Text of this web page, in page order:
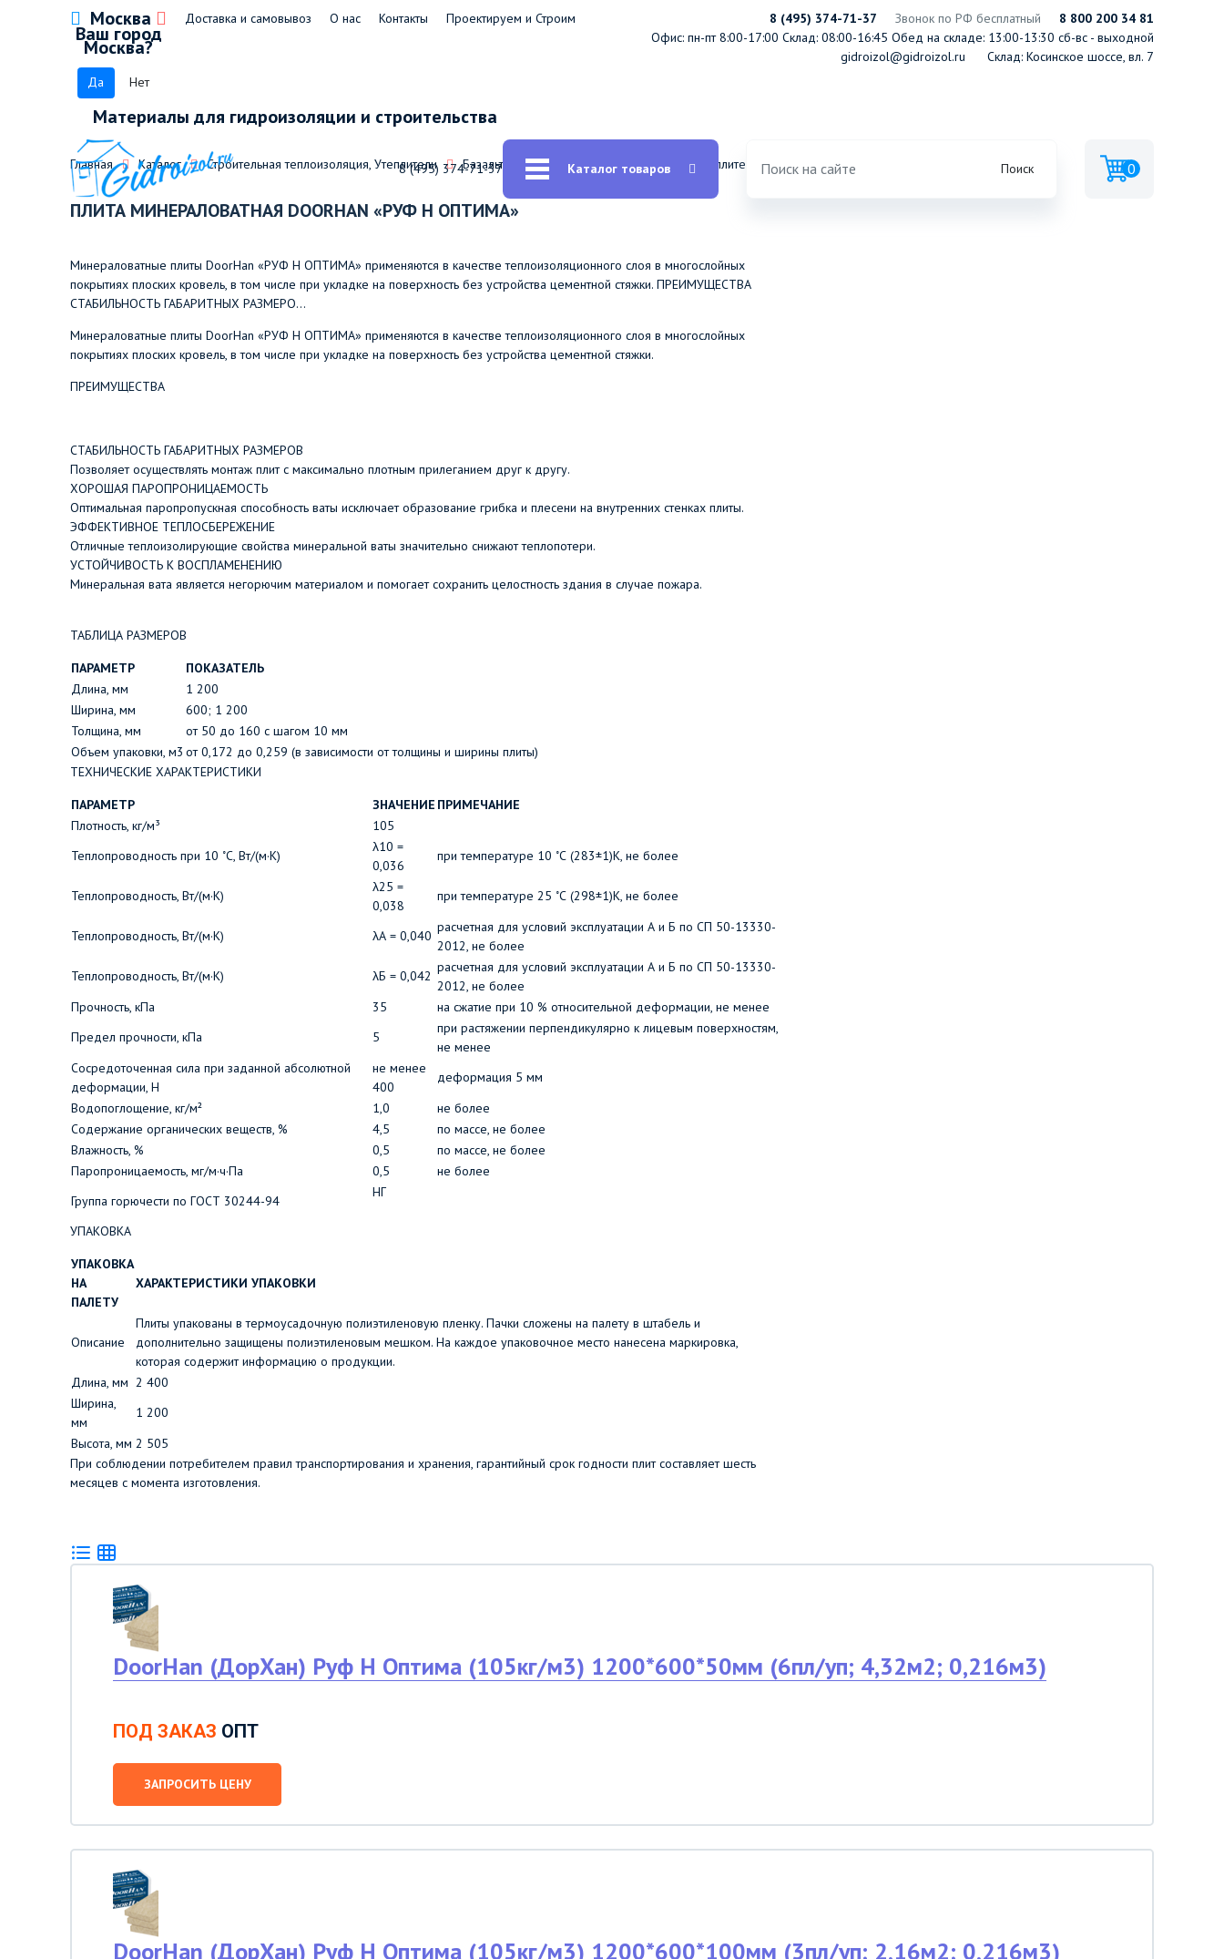
Москва
Ваш город
Москва?
Да Нет
Доставка и самовывоз О нас Контакты Проектируем и Строим
Материалы для гидроизоляции и строительства
8 (495) 374-71-37 Звонок по РФ бесплатный
8 800 200 34 81
Офис: пн-пт 8:00-17:00 Склад: 08:00-16:45 Обед на складе: 13:00-13:30 сб-вс - выходной
gidroizol@gidroizol.ru
Склад: Косинское шоссе, вл. 7
8 (495) 374-71-37 Каталог товаров Поиск 0
Главная Каталог Строительная теплоизоляция, Утеплители Базальтовая теплоизоляция: базальтовые утеплители / вата Минеральная вата DOORHAN
ПЛИТА МИНЕРАЛОВАТНАЯ DOORHAN «РУФ Н ОПТИМА»
Минераловатные плиты DoorHan «РУФ Н ОПТИМА» применяются в качестве теплоизоляционного слоя в многослойных
покрытиях плоских кровель, в том числе при укладке на поверхность без устройства цементной стяжки. ПРЕИМУЩЕСТВА
СТАБИЛЬНОСТЬ ГАБАРИТНЫХ РАЗМЕРО...
Минераловатные плиты DoorHan «РУФ Н ОПТИМА» применяются в качестве теплоизоляционного слоя в многослойных
покрытиях плоских кровель, в том числе при укладке на поверхность без устройства цементной стяжки.
ПРЕИМУЩЕСТВА
СТАБИЛЬНОСТЬ ГАБАРИТНЫХ РАЗМЕРОВ
Позволяет осуществлять монтаж плит с максимально плотным прилеганием друг к другу.
ХОРОШАЯ ПАРОПРОНИЦАЕМОСТЬ
Оптимальная паропропускная способность ваты исключает образование грибка и плесени на внутренних стенках плиты.
ЭФФЕКТИВНОЕ ТЕПЛОСБЕРЕЖЕНИЕ
Отличные теплоизолирующие свойства минеральной ваты значительно снижают теплопотери.
УСТОЙЧИВОСТЬ К ВОСПЛАМЕНЕНИЮ
Минеральная вата является негорючим материалом и помогает сохранить целостность здания в случае пожара.
ТАБЛИЦА РАЗМЕРОВ
ПАРАМЕТР
ПОКАЗАТЕЛЬ
Длина, мм
1 200
Ширина, мм
600; 1 200
Толщина, мм
от 50 до 160 с шагом 10 мм
Объем упаковки, м3 от 0,172 до 0,259 (в зависимости от толщины и ширины плиты)
ТЕХНИЧЕСКИЕ ХАРАКТЕРИСТИКИ
ПАРАМЕТР
ЗНАЧЕНИЕ ПРИМЕЧАНИЕ
Плотность, кг/м³
105
Теплопроводность при 10 ˚С, Вт/(м·К)
λ10 =
0,036
при температуре 10 ˚С (283±1)К, не более
Теплопроводность, Вт/(м·К)
λ25 =
0,038
при температуре 25 ˚С (298±1)К, не более
Теплопроводность, Вт/(м·К) λА = 0,040
расчетная для условий эксплуатации А и Б по СП 50-13330-
2012, не более
Теплопроводность, Вт/(м·К)
λБ = 0,042
расчетная для условий эксплуатации А и Б по СП 50-13330-
2012, не более
Прочность, кПа
35
на сжатие при 10 % относительной деформации, не менее
Предел прочности, кПа
5
при растяжении перпендикулярно к лицевым поверхностям,
не менее
Сосредоточенная сила при заданной абсолютной
деформации, Н
не менее
400
деформация 5 мм
Водопоглощение, кг/м² 1,0
не более
Содержание органических веществ, %
4,5
по массе, не более
Влажность, %
0,5
по массе, не более
Паропроницаемость, мг/м·ч·Па
0,5
не более
Группа горючести по ГОСТ 30244-94
НГ
УПАКОВКА
УПАКОВКА
НА
ПАЛЕТУ
ХАРАКТЕРИСТИКИ УПАКОВКИ
Описание
Плиты упакованы в термоусадочную полиэтиленовую пленку. Пачки сложены на палету в штабель и
дополнительно защищены полиэтиленовым мешком. На каждое упаковочное место нанесена маркировка,
которая содержит информацию о продукции.
Длина, мм 2 400
Ширина,
мм
1 200
Высота, мм 2 505
При соблюдении потребителем правил транспортирования и хранения, гарантийный срок годности плит составляет шесть
месяцев с момента изготовления.
DoorHan (ДорХан) Руф Н Оптима (105кг/м3) 1200*600*50мм (6пл/уп; 4,32м2; 0,216м3)
ПОД ЗАКАЗ ОПТ
ЗАПРОСИТЬ ЦЕНУ
DoorHan (ДорХан) Руф Н Оптима (105кг/м3) 1200*600*100мм (3пл/уп; 2,16м2; 0,216м3)